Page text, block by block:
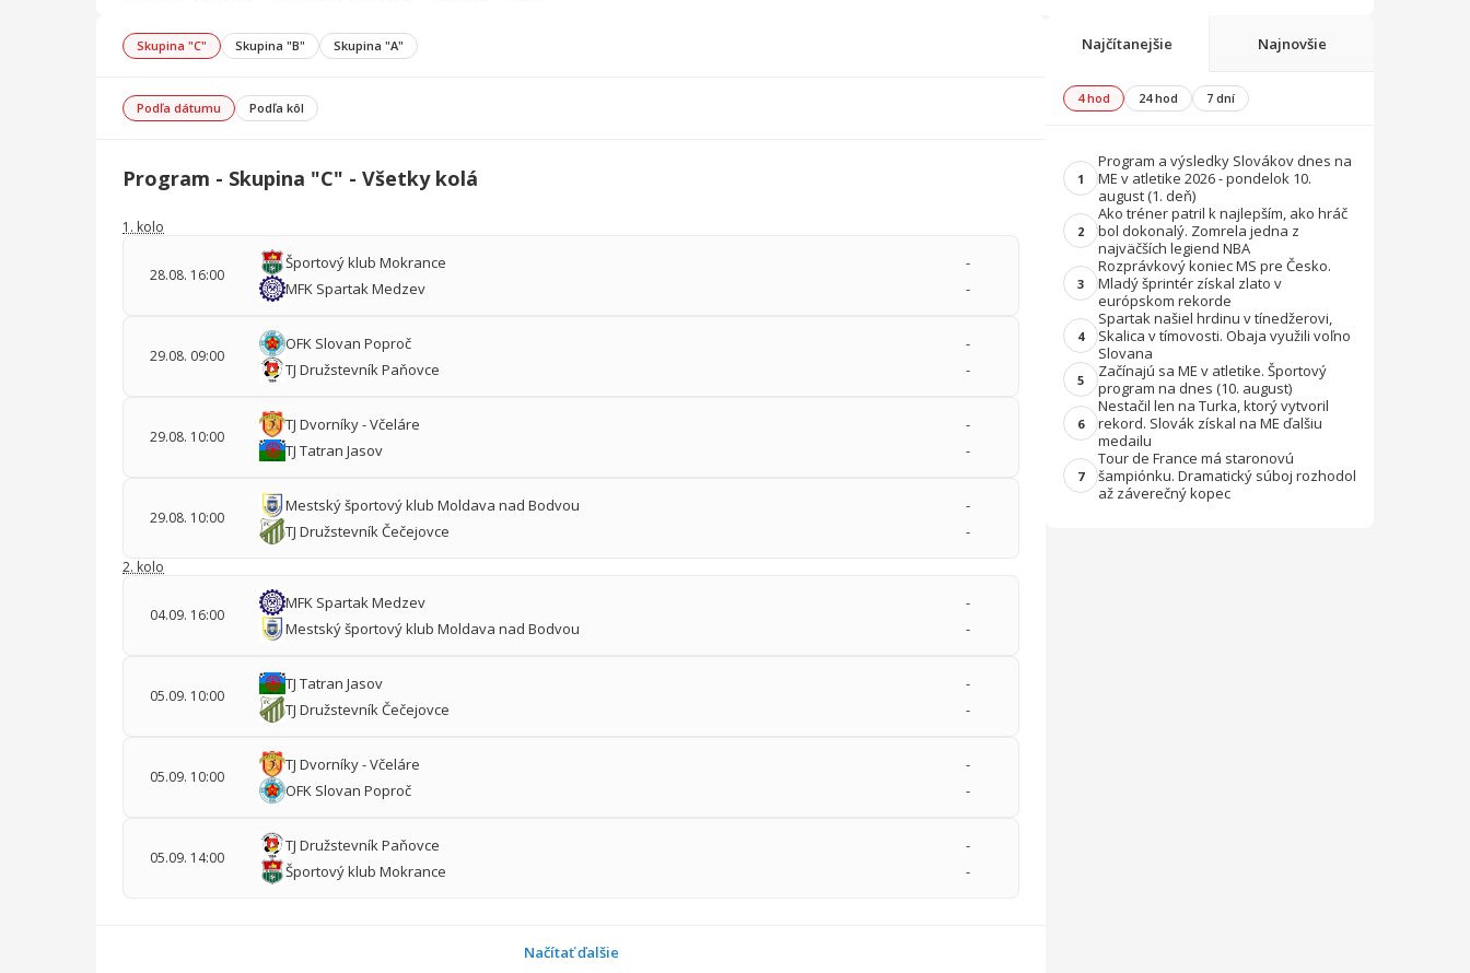
Skupina "C" Skupina "B" Skupina "A"
Podľa dátumu Podľa kôl
Program - Skupina "C" - Všetky kolá
1. kolo
28.08. 16:00
Športový klub Mokrance
MFK Spartak Medzev
-
-
29.08. 09:00
OFK Slovan Poproč
TJ Družstevník Paňovce
-
-
29.08. 10:00
TJ Dvorníky - Včeláre
TJ Tatran Jasov
-
-
29.08. 10:00
Mestský športový klub Moldava nad Bodvou
TJ Družstevník Čečejovce
-
-
2. kolo
04.09. 16:00
MFK Spartak Medzev
Mestský športový klub Moldava nad Bodvou
-
-
05.09. 10:00
TJ Tatran Jasov
TJ Družstevník Čečejovce
-
-
05.09. 10:00
TJ Dvorníky - Včeláre
OFK Slovan Poproč
-
-
05.09. 14:00
TJ Družstevník Paňovce
Športový klub Mokrance
-
-
Načítať ďalšie
Najčítanejšie Najnovšie
4 hod 24 hod 7 dní
1
Program a výsledky Slovákov dnes na
ME v atletike 2026 - pondelok 10.
august (1. deň)
2
Ako tréner patril k najlepším, ako hráč
bol dokonalý. Zomrela jedna z
najväčších legiend NBA
3
Rozprávkový koniec MS pre Česko.
Mladý šprintér získal zlato v
európskom rekorde
4
Spartak našiel hrdinu v tínedžerovi,
Skalica v tímovosti. Obaja využili voľno
Slovana
5
Začínajú sa ME v atletike. Športový
program na dnes (10. august)
6
Nestačil len na Turka, ktorý vytvoril
rekord. Slovák získal na ME ďalšiu
medailu
7
Tour de France má staronovú
šampiónku. Dramatický súboj rozhodol
až záverečný kopec